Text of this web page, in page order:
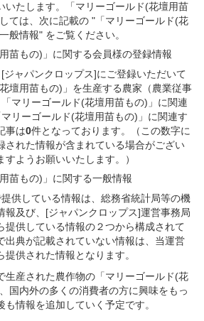
いたします。「マリーゴールド(花壇用苗
ては、次に記載の "「マリーゴールド(花
般情報" をご覧ください。
苗もの)」 に関する会員様の登録情報
ャパンクロップス]にご登録いただいて
壇用苗もの)」を生産する農家（農業従事
「マリーゴールド(花壇用苗もの)」に関連
リーゴールド(花壇用苗もの)」に関連す
事は0件となっております。（この数字に
された情報が含まれている場合がござい
すようお願いいたします。）
苗もの)」 に関する一般情報
供している情報は、総務省統計局等の機
報及び、[ジャパンクロップス]運営事務局
提供している情報の２つから構成されて
出典が記載されていない情報は、当運営
供された情報となります。
生産された農作物の「マリーゴールド(花
国内外の多くの消費者の方に興味をもっ
情報を追加していく予定です。